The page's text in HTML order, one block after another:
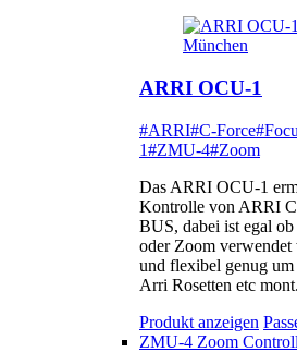
ARRI OCU-1
#ARRI#C-Force
1#ZMU-4#Zoom
Das ARRI OCU-1
Kontrolle von ARRI
BUS, dabei ist egal
oder Zoom
und flexibel genug
Arri Rosetten etc
Produkt anzeigen
ZMU-4 Zoom